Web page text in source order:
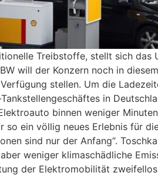
Treibstoffe, stellt sich das
will der Konzern noch in
stellen. Um die
in
binnen weniger
ein völlig neues Erlebnis für
sind nur der Anfang“.
weniger klimaschädliche
der Elektromobilität